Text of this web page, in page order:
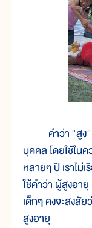
คำว่า “สูง”
บุคคล โดยใช้ใน
หลายๆ ปี เราไม่
ใช้คำว่า ผู้สูงอา
เด็กๆ คงจะสงสัย
สูงอายุ